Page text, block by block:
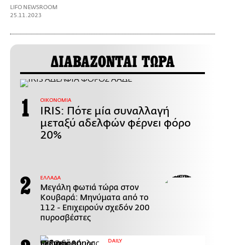
LIFO NEWSROOM
25.11.2023
ΔΙΑΒΑΖΟΝΤΑΙ ΤΩΡΑ
ΟΙΚΟΝΟΜΙΑ
IRIS: Πότε μία συναλλαγή
μεταξύ αδελφών φέρνει φόρο
20%
ΕΛΛΑΔΑ
Μεγάλη φωτιά τώρα στον
Κουβαρά: Μηνύματα από το
112 - Επιχειρούν σχεδόν 200
πυροσβέστες
DAILY